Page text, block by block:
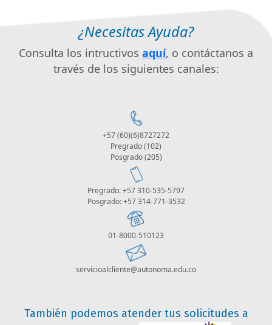
¿Necesitas Ayuda?
Consulta los intructivos aquí, o contáctanos a
través de los siguientes canales:
+57 (60)(6)8727272
Pregrado (102)
Posgrado (205)
Pregrado: +57 310-535-5797
Posgrado: +57 314-771-3532
01-8000-510123
servicioalcliente@autonoma.edu.co
También podemos atender tus solicitudes a